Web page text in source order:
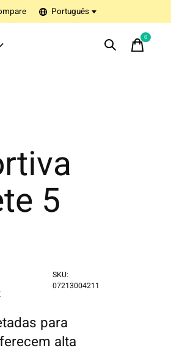
Português
0items
5
SKU:
07213004211
para
alta